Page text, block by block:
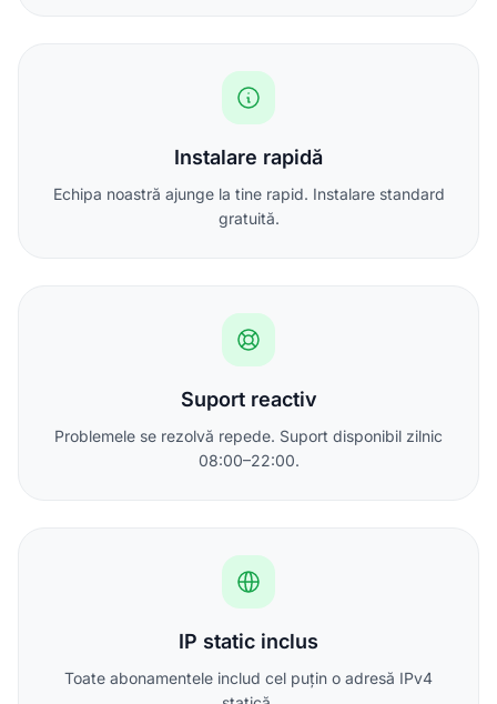
Instalare rapidă
Echipa noastră ajunge la tine rapid. Instalare standard
gratuită.
Suport reactiv
Problemele se rezolvă repede. Suport disponibil zilnic
08:00–22:00.
IP static inclus
Toate abonamentele includ cel puțin o adresă IPv4